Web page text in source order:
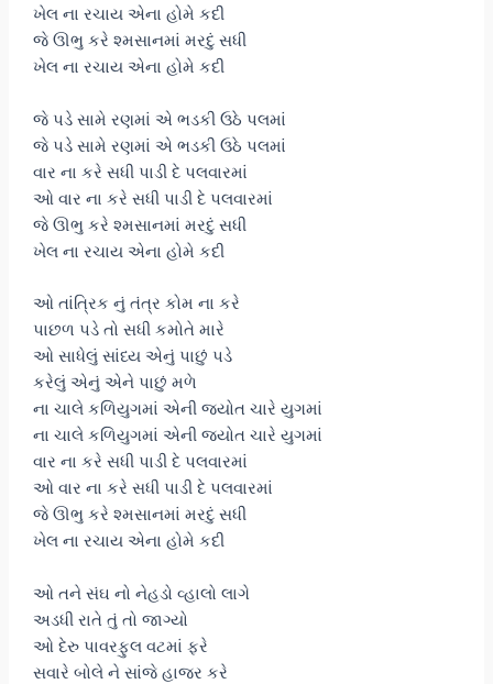
ખેલ ના રચાય એના હોમે કદી
જે ઊભુ કરે શ્મસાનમાં મરદું સધી
ખેલ ના રચાય એના હોમે કદી
જે પડે સામે રણમાં એ ભડકી ઉઠે પલમાં
જે પડે સામે રણમાં એ ભડકી ઉઠે પલમાં
વાર ના કરે સધી પાડી દે પલવારમાં
ઓ વાર ના કરે સધી પાડી દે પલવારમાં
જે ઊભુ કરે શ્મસાનમાં મરદું સધી
ખેલ ના રચાય એના હોમે કદી
ઓ તાંત્રિક નું તંત્ર કોમ ના કરે
પાછળ પડે તો સધી કમોતે મારે
ઓ સાધેલું સાંધ્ય એનું પાછું પડે
કરેલું એનું એને પાછું મળે
ના ચાલે કળિયુગમાં એની જ્યોત ચારે યુગમાં
ના ચાલે કળિયુગમાં એની જ્યોત ચારે યુગમાં
વાર ના કરે સધી પાડી દે પલવારમાં
ઓ વાર ના કરે સધી પાડી દે પલવારમાં
જે ઊભુ કરે શ્મસાનમાં મરદું સધી
ખેલ ના રચાય એના હોમે કદી
ઓ તને સંઘ નો નેહડો વ્હાલો લાગે
અડધી રાતે તું તો જાગ્યો
ઓ દેરુ પાવરફુલ વટમાં ફરે
સવારે બોલે ને સાંજે હાજર કરે